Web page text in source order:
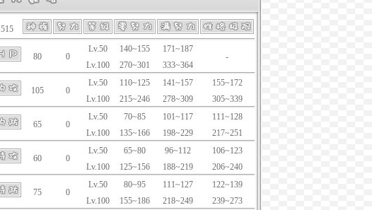
515
80 0
Lv.50
Lv.100
140~155
270~301
171~187
333~364
-
105 0
Lv.50
Lv.100
110~125
215~246
141~157
278~309
155~172
305~339
65 0
Lv.50
Lv.100
70~85
135~166
101~117
198~229
111~128
217~251
60 0
Lv.50
Lv.100
65~80
125~156
96~112
188~219
106~123
206~240
75 0
Lv.50
Lv.100
80~95
155~186
111~127
218~249
122~139
239~273